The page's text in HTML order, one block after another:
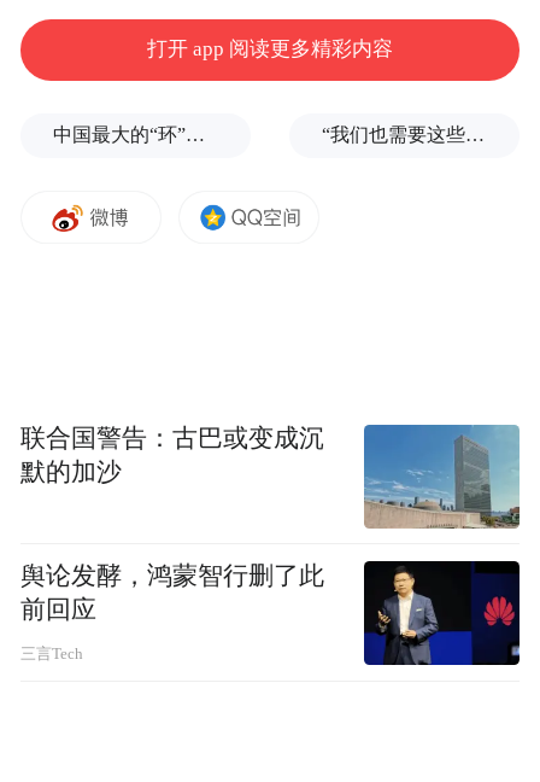
打开 app 阅读更多精彩内容
中国最大的“环”，要来了 “我们也需要这些导弹啊”，特朗普公开拒绝泽连斯基！
联合国警告：古巴或变成沉
默的加沙
舆论发酵，鸿蒙智行删了此
前回应
三言Tech